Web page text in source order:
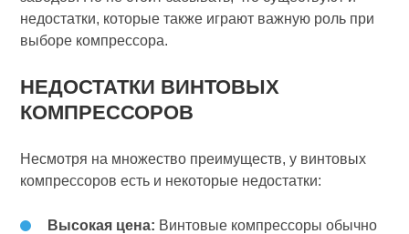
недостатки, которые также играют важную роль при
выборе компрессора.
НЕДОСТАТКИ ВИНТОВЫХ
КОМПРЕССОРОВ
Несмотря на множество преимуществ, у винтовых
компрессоров есть и некоторые недостатки:
Высокая цена: Винтовые компрессоры обычно